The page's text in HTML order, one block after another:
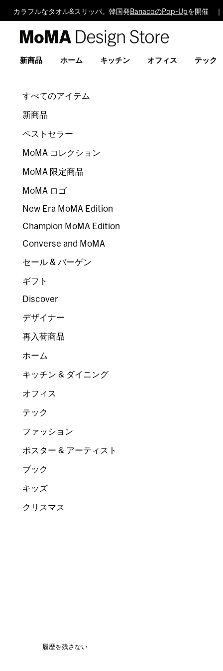
カラフルなタオル&スリッパ。韓国発 BanacoのPop-Upを開催
Design
新商品 ホーム キッチン オフィス テック
すべてのアイテム
新商品
ベストセラー
MoMA コレクション
MoMA 限定商品
MoMA ロゴ
New Era MoMA Edition
Champion MoMA Edition
Converse and MoMA
セール & バーゲン
ギフト
Discover
デザイナー
再入荷商品
ホーム
キッチン & ダイニング
オフィス
テック
ファッション
ポスター & アーティスト
ブック
キッズ
クリスマス
履歴を残さない